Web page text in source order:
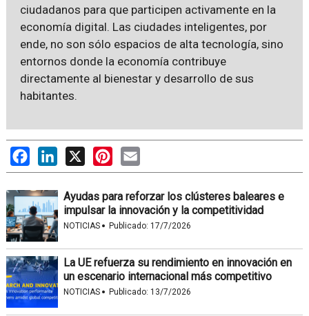
ciudadanos para que participen activamente en la
economía digital. Las ciudades inteligentes, por
ende, no son sólo espacios de alta tecnología, sino
entornos donde la economía contribuye
directamente al bienestar y desarrollo de sus
habitantes.
FacebookLinkedIn
X PinterestEmail
Ayudas para reforzar los clústeres baleares e
impulsar la innovación y la competitividad
NOTICIAS · Publicado: 17/7/2026
La UE refuerza su rendimiento en innovación en
un escenario internacional más competitivo
NOTICIAS · Publicado: 13/7/2026